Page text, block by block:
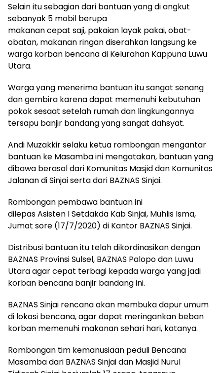
Selain itu sebagian dari bantuan yang di angkut
sebanyak 5 mobil berupa
makanan cepat saji, pakaian layak pakai, obat-
obatan, makanan ringan diserahkan langsung ke
warga korban bencana di Kelurahan Kappuna Luwu
Utara.
Warga yang menerima bantuan itu sangat senang
dan gembira karena dapat memenuhi kebutuhan
pokok sesaat setelah rumah dan lingkungannya
tersapu banjir bandang yang sangat dahsyat.
Andi Muzakkir selaku ketua rombongan mengantar
bantuan ke Masamba ini mengatakan, bantuan yang
dibawa berasal dari Komunitas Masjid dan Komunitas
Jalanan di Sinjai serta dari BAZNAS Sinjai.
Rombongan pembawa bantuan ini
dilepas Asisten I Setdakda Kab Sinjai, Muhlis Isma,
Jumat sore (17/7/2020) di Kantor BAZNAS Sinjai.
Distribusi bantuan itu telah dikordinasikan dengan
BAZNAS Provinsi Sulsel, BAZNAS Palopo dan Luwu
Utara agar cepat terbagi kepada warga yang jadi
korban bencana banjir bandang ini.
BAZNAS Sinjai rencana akan membuka dapur umum
di lokasi bencana, agar dapat meringankan beban
korban memenuhi makanan sehari hari, katanya.
Rombongan tim kemanusiaan peduli Bencana
Masamba dari BAZNAS Sinjai dan Masjid Nurul